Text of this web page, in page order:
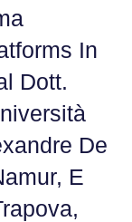
In
Dott.
De
E